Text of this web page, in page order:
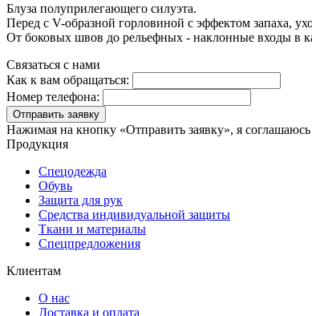
Блуза полуприлегающего силуэта.
Перед с V-образной горловиной с эффектом запаха,
От боковых швов до рельефных - наклонные входы в
Связаться с нами
Как к вам обращаться:
Номер телефона:
Отправить заявку
Нажимая на кнопку «Отправить заявку», я
Продукция
Спецодежда
Обувь
Защита для рук
Средства индивидуальной защиты
Ткани и материалы
Спецпредложения
Клиентам
О нас
Доставка и оплата